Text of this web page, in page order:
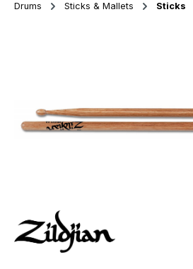
Drums Sticks & Mallets Sticks